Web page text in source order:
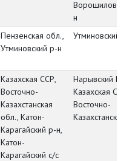
Ворошиловский
н
Пензенская обл.,
Утминовский р-н
Утминовский РВК
Казахская ССР,
Восточно-
Казахстанская
обл., Катон-
Карагайский р-н,
Катон-
Карагайский с/с
Нарывский РВК,
Казахская ССР,
Восточно-
Казахстанская